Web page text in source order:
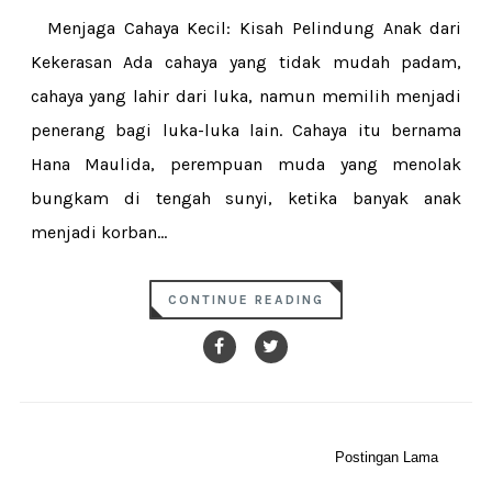
Menjaga Cahaya Kecil: Kisah Pelindung Anak dari
Kekerasan Ada cahaya yang tidak mudah padam,
cahaya yang lahir dari luka, namun memilih menjadi
penerang bagi luka-luka lain. Cahaya itu bernama
Hana Maulida, perempuan muda yang menolak
bungkam di tengah sunyi, ketika banyak anak
menjadi korban...
CONTINUE READING
Postingan Lama